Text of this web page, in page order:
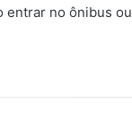
no ônibus